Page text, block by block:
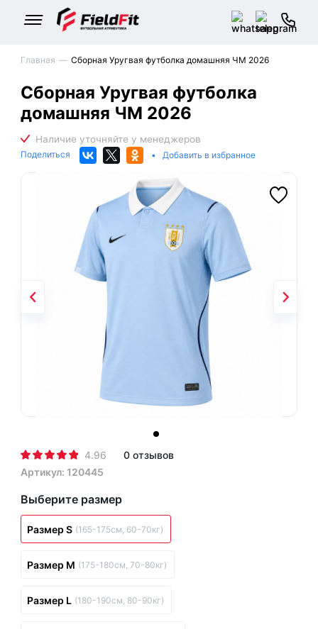
Главная Сборная Уругвая футболка домашняя ЧМ 2026
Сборная Уругвая футболка
домашняя ЧМ 2026
Поделиться • Добавить в избранное
4.96
0 отзывов
Артикул: 120445
Выберите размер
Размер S (165-175см, 60-70кг)
Размер M (175-180см, 70-80кг)
Размер L (180-190см, 80-90кг)